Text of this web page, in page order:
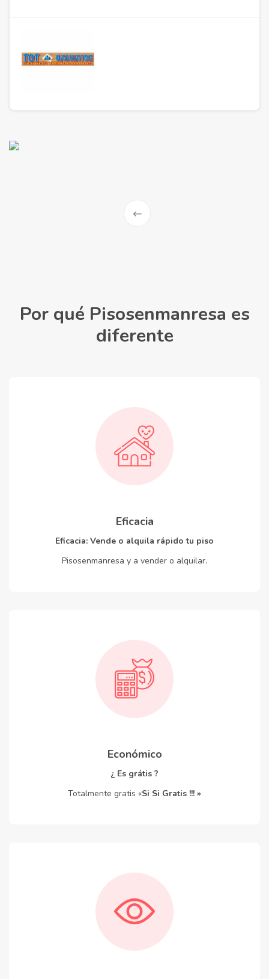
Por qué Pisosenmanresa es
diferente
Eficacia
Eficacia: Vende o alquila rápido tu piso
Pisosenmanresa y a vender o alquilar.
Económico
¿ Es grátis ?
Totalmente gratis «Si Si Gratis !!! »